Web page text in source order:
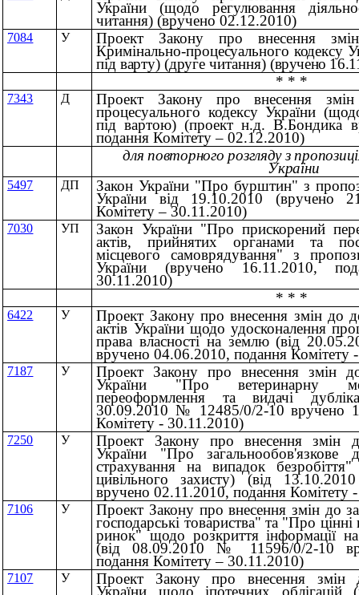
України (щодо регулювання
читання) (вручено 02.12.2010)
7084 У Проект Закону про внесення
Кримінально-процесуального кодексу
під варту) (друге читання) (вручено
* * *
7343 Д Проект Закону про внесення
процесуального кодексу України
під вартою) (проект н.д. В.Бондика
подання Комітету – 02.12.2010)
для повторного розгляду з
України
5497 ДП Закон України "Про бурштин" з
України від 19.10.2010 (вручено
Комітету – 30.11.2010)
7030 УП Закон України "Про прискорений
актів, прийнятих органами та
місцевого самоврядування" з
України (вручено 16.11.2010,
30.11.2010)
* * *
6422 У Проект Закону про внесення змін до
актів України щодо удосконалення
права власності на землю (вiд
вручено 04.06.2010, подання Комітету
7187 У Проект Закону про внесення змін
України "Про ветеринарну
переоформлення та видачі
30.09.2010 № 12485/0/2-10 вручено
Комітету - 30.11.2010)
7250 У Проект Закону про внесення змін
України "Про загальнообов'язкове
страхування на випадок
цивільного захисту) (вiд
вручено 02.11.2010, подання Комітету
7106 У Проект Закону про внесення змін до
господарські товариства" та "Про
ринок" щодо розкриття інформації
(вiд 08.09.2010 № 11596/0/2-10
подання Комітету – 30.11.2010)
7107 У Проект Закону про внесення змін
України щодо іпотечних